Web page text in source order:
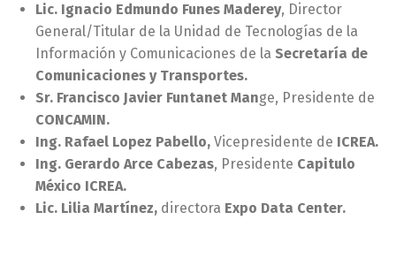
Lic. Ignacio Edmundo Funes Maderey, Director
General/Titular de la Unidad de Tecnologías de la
Información y Comunicaciones de la Secretaría de
Comunicaciones y Transportes.
Sr. Francisco Javier Funtanet Mange, Presidente de
CONCAMIN.
Ing. Rafael Lopez Pabello, Vicepresidente de ICREA.
Ing. Gerardo Arce Cabezas, Presidente Capitulo
México ICREA.
Lic. Lilia Martínez, directora Expo Data Center.